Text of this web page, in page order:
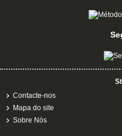
Contacte-nos
Mapa do site
Sobre Nós